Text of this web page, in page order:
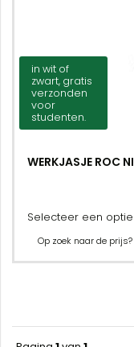
in wit of
zwart, gratis
verzonden
voor
studenten.
WERKJASJE ROC
Selecteer een
Op zoek naar de